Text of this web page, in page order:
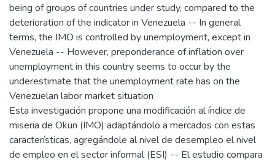
being of groups of countries under study, compared to the
deterioration of the indicator in Venezuela -- In general
terms, the IMO is controlled by unemployment, except in
Venezuela -- However, preponderance of inflation over
unemployment in this country seems to occur by the
underestimate that the unemployment rate has on the
Venezuelan labor market situation
Esta investigación propone una modificación al índice de
miseria de Okun (IMO) adaptándolo a mercados con estas
características, agregándole al nivel de desempleo el nivel
de empleo en el sector informal (ESI) -- El estudio compara